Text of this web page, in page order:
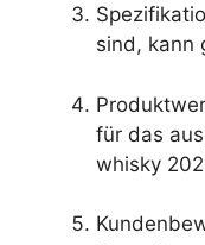
sind, kann
für das
whisky